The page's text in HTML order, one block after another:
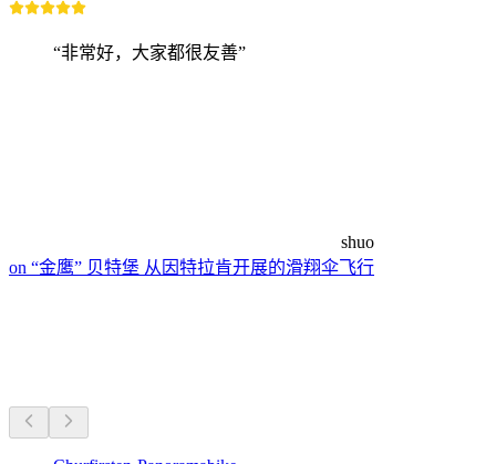
“非常好，大家都很友善”
shuo
on “金鹰” 贝特堡 从因特拉肯开展的滑翔伞飞行